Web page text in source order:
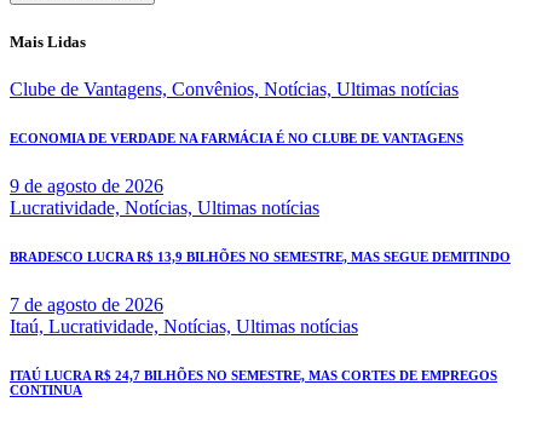
Mais Lidas
Clube de Vantagens, Convênios, Notícias, Ultimas notícias
ECONOMIA DE VERDADE NA FARMÁCIA É NO CLUBE DE VANTAGENS
9 de agosto de 2026
Lucratividade, Notícias, Ultimas notícias
BRADESCO LUCRA R$ 13,9 BILHÕES NO SEMESTRE, MAS SEGUE DEMITINDO
7 de agosto de 2026
Itaú, Lucratividade, Notícias, Ultimas notícias
ITAÚ LUCRA R$ 24,7 BILHÕES NO SEMESTRE, MAS CORTES DE EMPREGOS
CONTINUA